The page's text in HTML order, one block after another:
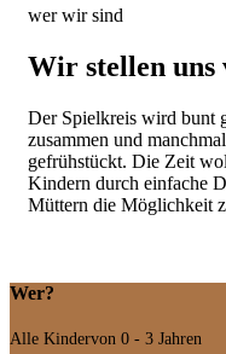
wer wir sind
Wir stellen uns
Der Spielkreis wird bunt
zusammen und
gefrühstückt. Die Zeit
Kindern durch einfache
Müttern die Möglichkeit
Wer?
Alle Kindervon 0 - 3 Jahren